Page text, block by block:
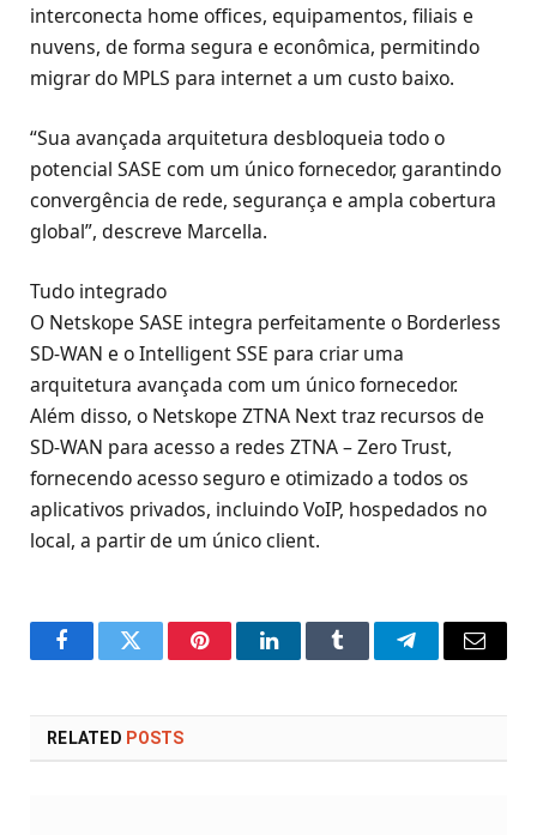
interconecta home offices, equipamentos, filiais e
nuvens, de forma segura e econômica, permitindo
migrar do MPLS para internet a um custo baixo.
“Sua avançada arquitetura desbloqueia todo o
potencial SASE com um único fornecedor, garantindo
convergência de rede, segurança e ampla cobertura
global”, descreve Marcella.
Tudo integrado
O Netskope SASE integra perfeitamente o Borderless
SD-WAN e o Intelligent SSE para criar uma
arquitetura avançada com um único fornecedor.
Além disso, o Netskope ZTNA Next traz recursos de
SD-WAN para acesso a redes ZTNA – Zero Trust,
fornecendo acesso seguro e otimizado a todos os
aplicativos privados, incluindo VoIP, hospedados no
local, a partir de um único client.
FacebookTwitter PinterestLinkedInTumblr TelegramEmail
RELATED POSTS